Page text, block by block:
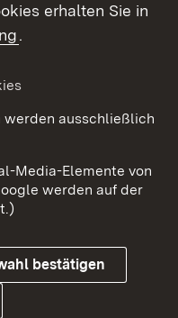
erhalten Sie in
.
werden ausschließlich
Media-Elemente von
werden auf der
bestätigen